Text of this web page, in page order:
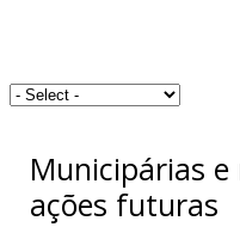
Municipárias
ações futuras